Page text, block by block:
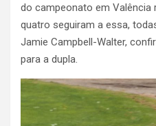
do campeonato em Valência
quatro seguiram a essa,
Jamie Campbell-Walter,
para a dupla.